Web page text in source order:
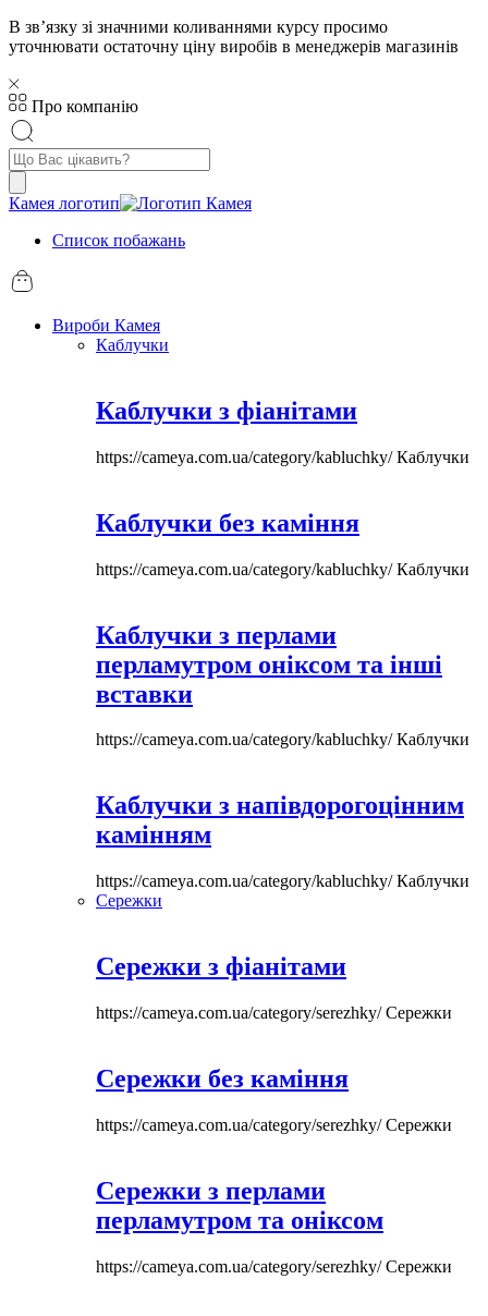
В звʼязку зі значними коливаннями курсу просимо
уточнювати остаточну ціну виробів в менеджерів магазинів
Про компанію
Пошук
товарів
Камея логотип
Список побажань
Вироби Камея
Каблучки
Каблучки з фіанітами
https://cameya.com.ua/category/kabluchky/Каблучки
Каблучки без каміння
https://cameya.com.ua/category/kabluchky/Каблучки
Каблучки з перлами
перламутром оніксом та інші
вставки
https://cameya.com.ua/category/kabluchky/Каблучки
Каблучки з напівдорогоцінним
камінням
https://cameya.com.ua/category/kabluchky/Каблучки
Сережки
Сережки з фіанітами
https://cameya.com.ua/category/serezhky/Сережки
Сережки без каміння
https://cameya.com.ua/category/serezhky/Сережки
Сережки з перлами
перламутром та оніксом
https://cameya.com.ua/category/serezhky/Сережки